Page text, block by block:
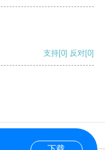
支持[0] 反对[0]